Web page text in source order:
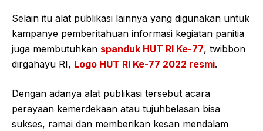
Selain itu alat publikasi lainnya yang digunakan untuk
kampanye pemberitahuan informasi kegiatan panitia
juga membutuhkan spanduk HUT RI Ke-77, twibbon
dirgahayu RI, Logo HUT RI Ke-77 2022 resmi.
Dengan adanya alat publikasi tersebut acara
perayaan kemerdekaan atau tujuhbelasan bisa
sukses, ramai dan memberikan kesan mendalam